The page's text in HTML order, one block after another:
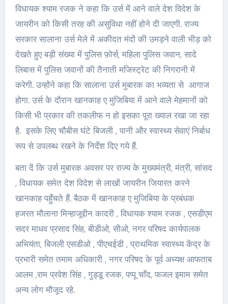
विधायक श्याम रजक ने कहा कि उर्स में आने वाले देश विदेश के
जायरीन को किसी तरह की असुविधा नहीं होने दी जाएगी. राज्य
सरकार सालाना उर्स मेले में अकीदत मंदों की उमड़ने वाली भीड़ को
देखते हुए बड़ी संख्या में पुलिस फ़ोर्स, महिला पुलिस जवान, सादे
लिबास में पुलिस जवानों की तैनाती मजिस्ट्रेट की निगरानी में
करेगी. उन्होंने कहा कि सालाना उर्स मुबारक का भव्यता से आगाज
होगा. उर्स के दौरान खानकाह ए मुजिबिया में आने वाले मेहमानों को
किसी भी प्रकार की तकलीफ न हो इसका पूरा ख्याल रखा जा रहा
है. इसके लिए चौबीस घंटे बिजली , पानी और स्वास्थ्य सेवाएं निर्बाध
रूप से उपलब्ध रखने के निर्देश दिए गये हैं.
बता दें कि उर्स मुबारक अवसर पर राज्य के मुख्यमंत्री, मंत्री, सांसद
, विधायक समेत देश विदेश से लाखों जायरीन जियारत करने
खानकाह पहुँचते हैं. बैठक में खानकाह ए मुजिबिया के प्रबंधक
हजरत मौलाना मिन्हाजूद्दीन कादरी , विधायक श्याम रजक , एसडीएम
सदर माधव प्रसाद सिंह, बीडीओ, सीओ, नगर परिषद कार्यपालक
अभियंता, बिजली एसडीओ , पीएचईडी , प्राथमिक स्वास्थ्य केंद्र के
प्रभारी समेत तमाम अधिकारी , नगर परिषद के पूर्व अध्यक्ष आफताब
आलम ,राम प्रवेश सिंह , गुड्डू रजक, पप्पू चाँद, फजल इमाम समेत
अन्य लोग मौजूद रहे.